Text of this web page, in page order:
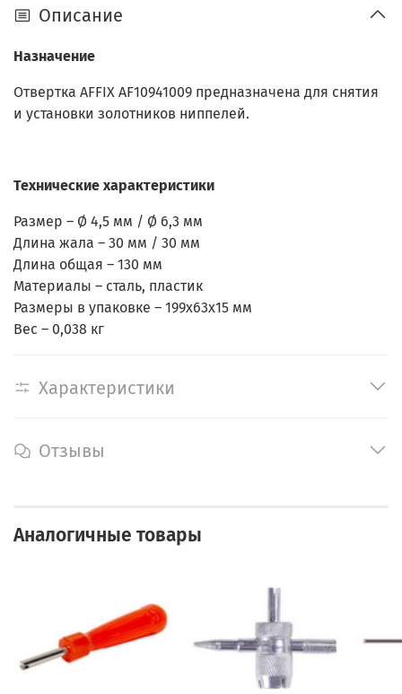
Описание
Назначение
Отвертка AFFIX AF10941009 предназначена для снятия
и установки золотников ниппелей.
Технические характеристики
Размер – Ø 4,5 мм / Ø 6,3 мм
Длина жала – 30 мм / 30 мм
Длина общая – 130 мм
Материалы – сталь, пластик
Размеры в упаковке – 199х63х15 мм
Вес – 0,038 кг
Характеристики
Отзывы
Аналогичные товары